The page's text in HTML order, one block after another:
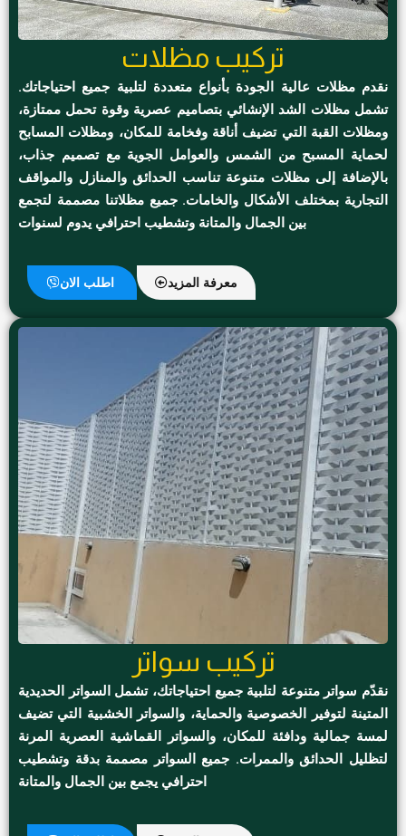
تركيب مظلات
نقدم مظلات عالية الجودة بأنواع متعددة لتلبية جميع احتياجاتك.
تشمل مظلات الشد الإنشائي بتصاميم عصرية وقوة تحمل ممتازة،
ومظلات القبة التي تضيف أناقة وفخامة للمكان، ومظلات المسابح
لحماية المسبح من الشمس والعوامل الجوية مع تصميم جذاب،
بالإضافة إلى مظلات متنوعة تناسب الحدائق والمنازل والمواقف
التجارية بمختلف الأشكال والخامات. جميع مظلاتنا مصممة لتجمع
بين الجمال والمتانة وتشطيب احترافي يدوم لسنوات
اطلب الان معرفة المزيد
تركيب سواتر
نقدّم سواتر متنوعة لتلبية جميع احتياجاتك، تشمل السواتر الحديدية
المتينة لتوفير الخصوصية والحماية، والسواتر الخشبية التي تضيف
لمسة جمالية ودافئة للمكان، والسواتر القماشية العصرية المرنة
لتظليل الحدائق والممرات. جميع السواتر مصممة بدقة وتشطيب
احترافي يجمع بين الجمال والمتانة